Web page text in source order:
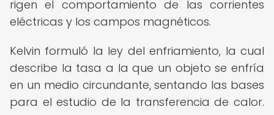
rigen el comportamiento de las corrientes
eléctricas y los campos magnéticos.
Kelvin formuló la ley del enfriamiento, la cual
describe la tasa a la que un objeto se enfría
en un medio circundante, sentando las bases
para el estudio de la transferencia de calor.